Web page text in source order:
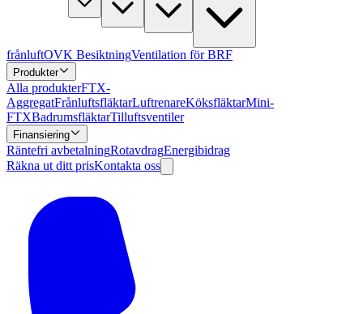
frånluftOVK BesiktningVentilation för BRF
Produkter
Alla produkterFTX-
AggregatFrånluftsfläktarLuftrenareKöksfläktarMini-
FTXBadrumsfläktarTilluftsventiler
Finansiering
Räntefri avbetalningRotavdragEnergibidrag
Räkna ut ditt prisKontakta oss